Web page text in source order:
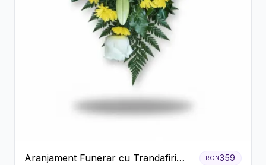
Aranjament Funerar cu Trandafiri
RON359